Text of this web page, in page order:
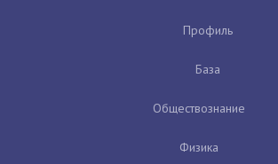
Профиль
База
Обществознание
Физика